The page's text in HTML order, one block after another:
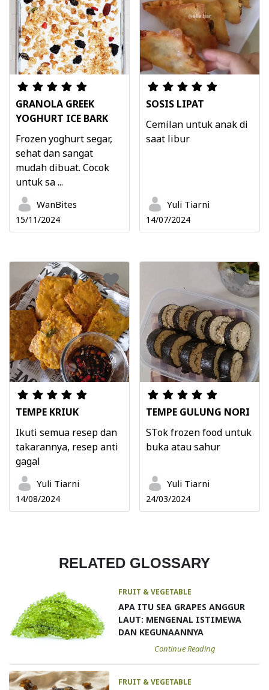
GRANOLA GREEK
YOGHURT ICE BARK
Frozen yoghurt segar,
sehat dan sangat
mudah dibuat. Cocok
untuk sa ...
WanBites
15/11/2024
SOSIS LIPAT
Cemilan untuk anak di
saat libur
Yuli Tiarni
14/07/2024
TEMPE KRIUK
Ikuti semua resep dan
takarannya, resep anti
gagal
Yuli Tiarni
14/08/2024
TEMPE GULUNG NORI
STok frozen food untuk
buka atau sahur
Yuli Tiarni
24/03/2024
RELATED GLOSSARY
FRUIT & VEGETABLE
APA ITU SEA GRAPES ANGGUR
LAUT: MENGENAL ISTIMEWA
DAN KEGUNAANNYA
Continue Reading
FRUIT & VEGETABLE